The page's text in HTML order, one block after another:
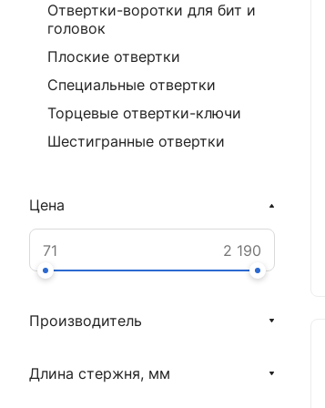
Отвертки-воротки для бит и
головок
Плоские отвертки
Специальные отвертки
Торцевые отвертки-ключи
Шестигранные отвертки
Цена
Производитель
Длина стержня, мм